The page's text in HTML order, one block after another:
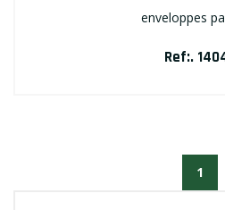
enveloppes
Ref:.
1